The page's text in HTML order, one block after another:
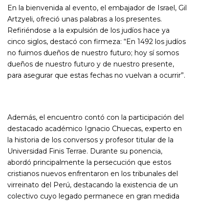
En la bienvenida al evento, el embajador de Israel, Gil
Artzyeli, ofreció unas palabras a los presentes.
Refiriéndose a la expulsión de los judíos hace ya
cinco siglos, destacó con firmeza: “En 1492 los judíos
no fuimos dueños de nuestro futuro; hoy sí somos
dueños de nuestro futuro y de nuestro presente,
para asegurar que estas fechas no vuelvan a ocurrir”.
Además, el encuentro contó con la participación del
destacado académico Ignacio Chuecas, experto en
la historia de los conversos y profesor titular de la
Universidad Finis Terrae. Durante su ponencia,
abordó principalmente la persecución que estos
cristianos nuevos enfrentaron en los tribunales del
virreinato del Perú, destacando la existencia de un
colectivo cuyo legado permanece en gran medida